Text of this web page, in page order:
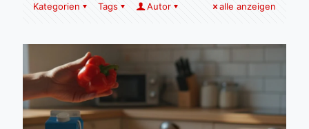
Kategorien Tags Autor alle anzeigen